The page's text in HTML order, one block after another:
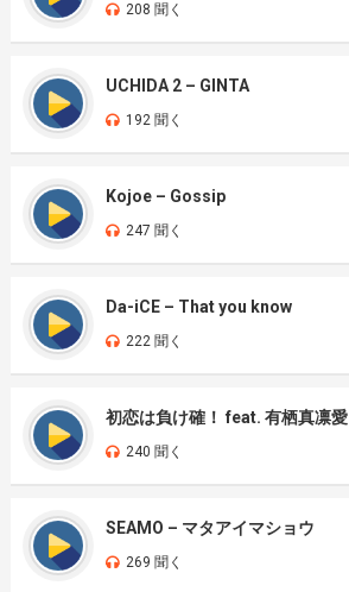
208 聞く
UCHIDA 2 – GINTA
192 聞く
Kojoe – Gossip
247 聞く
Da-iCE – That you know
222 聞く
初恋は負け確！ feat. 有栖真凛愛
240 聞く
SEAMO – マタアイマショウ
269 聞く